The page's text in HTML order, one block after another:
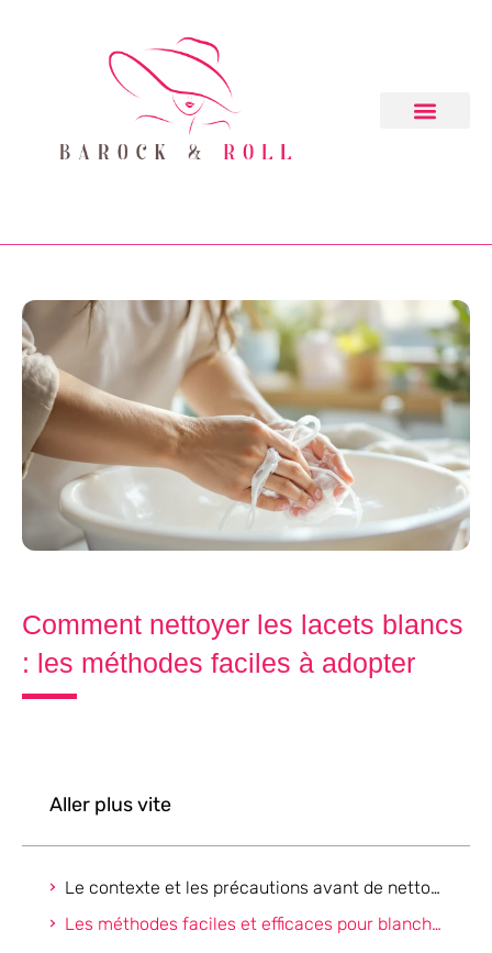
Comment nettoyer les lacets blancs
: les méthodes faciles à adopter
Aller plus vite
Le contexte et les précautions avant de nettoyer les lacets blancs
Les méthodes faciles et efficaces pour blanchir les lacets blancs